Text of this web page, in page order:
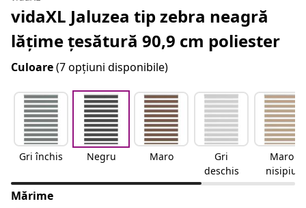
vidaXL Jaluzea tip zebra neagră
lățime țesătură 90,9 cm poliester
Culoare(7 opțiuni disponibile)
Gri închis Negru Maro
Gri
deschis
Maro
nisipiu
Mărime